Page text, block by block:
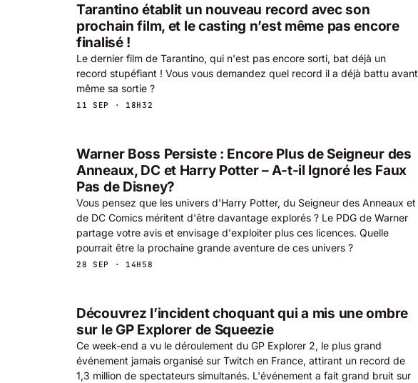
Tarantino établit un nouveau record avec son
prochain film, et le casting n’est même pas encore
finalisé !
Le dernier film de Tarantino, qui n'est pas encore sorti, bat déjà un
record stupéfiant ! Vous vous demandez quel record il a déjà battu avant
même sa sortie ?
11 SEP · 18H32
Warner Boss Persiste : Encore Plus de Seigneur des
Anneaux, DC et Harry Potter – A-t-il Ignoré les Faux
Pas de Disney?
Vous pensez que les univers d'Harry Potter, du Seigneur des Anneaux et
de DC Comics méritent d'être davantage explorés ? Le PDG de Warner
partage votre avis et envisage d'exploiter plus ces licences. Quelle
pourrait être la prochaine grande aventure de ces univers ?
28 SEP · 14H58
Découvrez l’incident choquant qui a mis une ombre
sur le GP Explorer de Squeezie
Ce week-end a vu le déroulement du GP Explorer 2, le plus grand
événement jamais organisé sur Twitch en France, attirant un record de
1,3 million de spectateurs simultanés. L'événement a fait grand bruit sur